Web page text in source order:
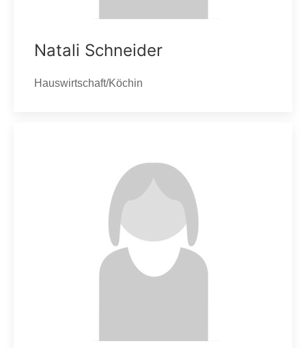
Natali Schneider
Hauswirtschaft/Köchin